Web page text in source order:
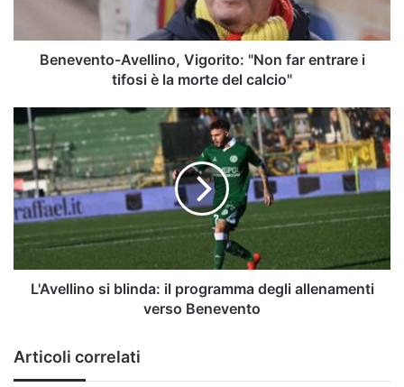
è
calcio"
Benevento-Avellino, Vigorito: "Non far entrare i
tifosi è la morte del calcio"
L'Avellino
blinda:
il
programma
degli
allenamenti
verso
Benevento
L'Avellino si blinda: il programma degli allenamenti
verso Benevento
Articoli correlati